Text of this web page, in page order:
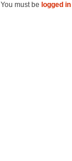
You must be logged in